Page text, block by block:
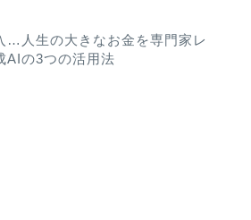
…人生の大きなお金を専門家レ
AIの3つの活用法